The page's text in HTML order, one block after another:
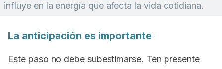
influye en la energía que afecta la vida cotidiana.
La anticipación es importante
Este paso no debe subestimarse. Ten presente